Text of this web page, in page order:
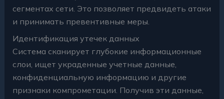
сегментах сети. Это позволяет предвидеть атаки
и принимать превентивные меры.
Идентификация утечек данных
Система сканирует глубокие информационные
слои, ищет украденные учетные данные,
конфиденциальную информацию и другие
признаки компрометации. Получив эти данные,